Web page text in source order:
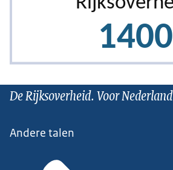
De Rijksoverheid. Voor Nederland
Andere talen